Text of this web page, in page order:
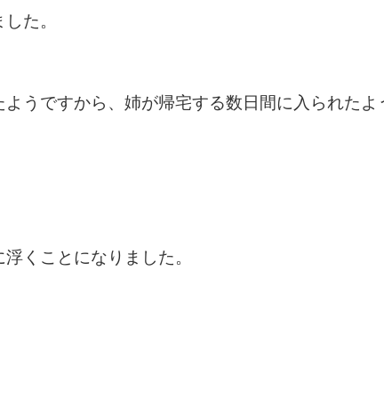
た。
うですから、姉が帰宅する数日間に入られたよ
くことになりました。